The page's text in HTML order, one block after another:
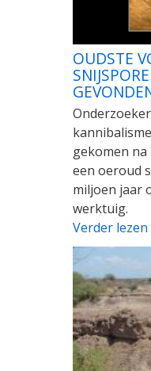
OUDSTE
gekomen
een oeroud
miljoen jaar
werktuig.
Verder lezen